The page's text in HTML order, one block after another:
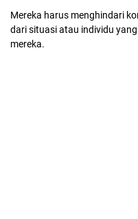
Mereka harus menghindari
dari situasi atau individu
mereka.